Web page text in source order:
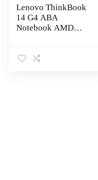
Lenovo ThinkBook
14 G4 ABA
Notebook AMD
RAM, 512GB SSD,